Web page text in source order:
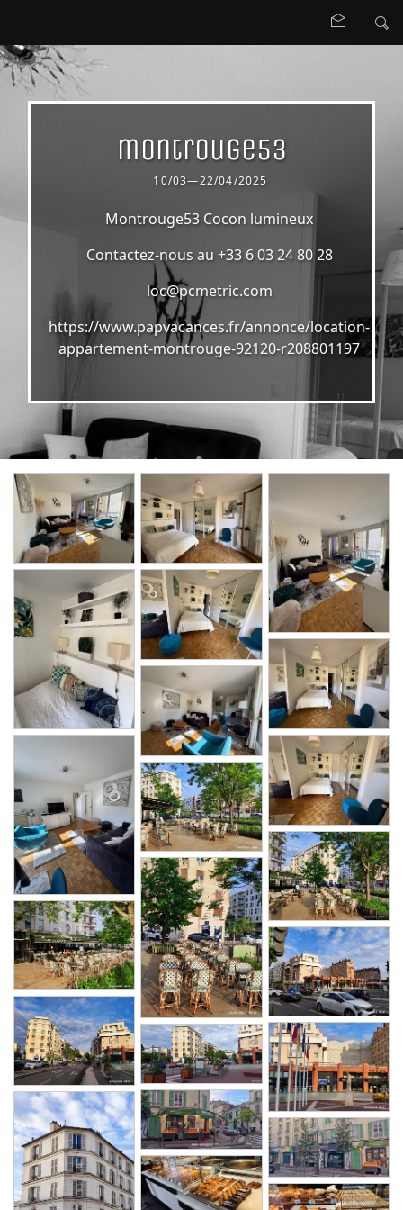
montrouge53
10/03—22/04/2025
Montrouge53 Cocon lumineux
Contactez-nous au +33 6 03 24 80 28
loc@pcmetric.com
https://www.papvacances.fr/annonce/location-
appartement-montrouge-92120-r208801197